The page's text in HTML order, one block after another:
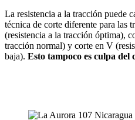
La resistencia a la tracción puede
técnica de corte diferente para las
(resistencia a la tracción óptima),
tracción normal) y corte en V
baja). Esto tampoco es culpa del